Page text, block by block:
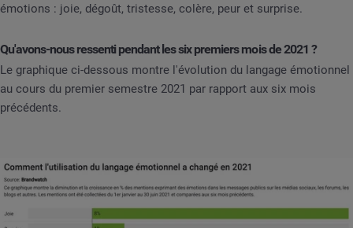
émotions : joie, dégoût, tristesse, colère, peur et surprise.
Qu'avons-nous ressenti pendant les six premiers mois de 2021 ?
Le graphique ci-dessous montre l'évolution du langage émotionnel
au cours du premier semestre 2021 par rapport aux six mois
précédents.